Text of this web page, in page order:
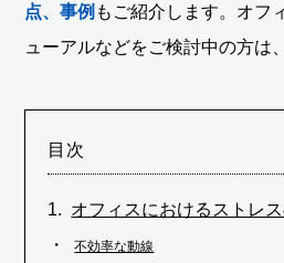
点、事例 もご紹介します。オフ
ューアルなどをご検討中の方は
目次
オフィスにおけるストレ
不効率な動線